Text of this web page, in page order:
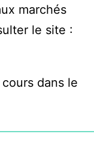
marchés
le site :
dans le